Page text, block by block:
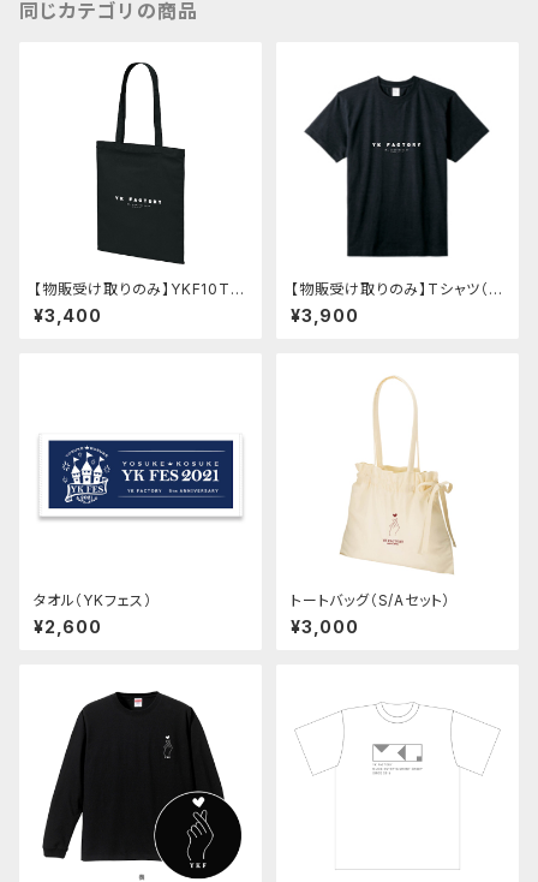
同じカテゴリの商品
【物販受け取りのみ】YKF10TH
バッグ【サイン会対象】
¥3,400
【物販受け取りのみ】Tシャツ（Y
KF10TH）【サイン会対象】
¥3,900
タオル（YKフェス）
¥2,600
トートバッグ（S/Aセット）
¥3,000